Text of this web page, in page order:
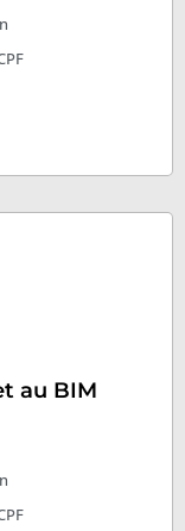
au BIM